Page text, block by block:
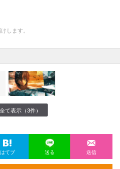
します。
て表示（3件）
はてブ 送る 送信